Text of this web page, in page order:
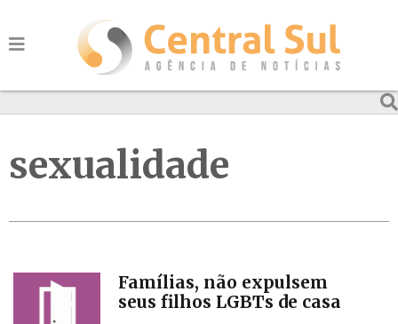
sexualidade
Famílias, não expulsem
seus filhos LGBTs de casa